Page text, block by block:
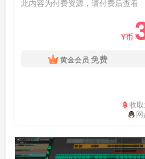
此内容为付费资源，请付费后查看
Y币
黄金会员 免费
收